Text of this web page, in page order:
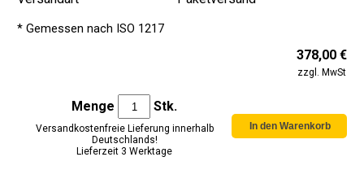
* Gemessen nach ISO 1217
378,00 €
zzgl. MwSt
Menge Stk.
Versandkostenfreie Lieferung innerhalb
Deutschlands!
Lieferzeit 3 Werktage